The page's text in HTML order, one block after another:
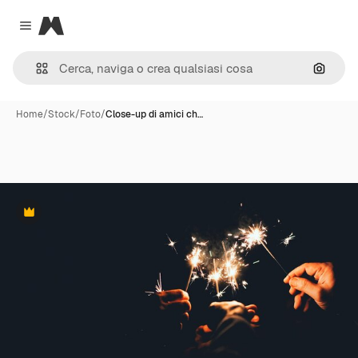
Close menu
Magnific
Cerca
Home/Stock/Foto/Close-up di amici ch…
Premium